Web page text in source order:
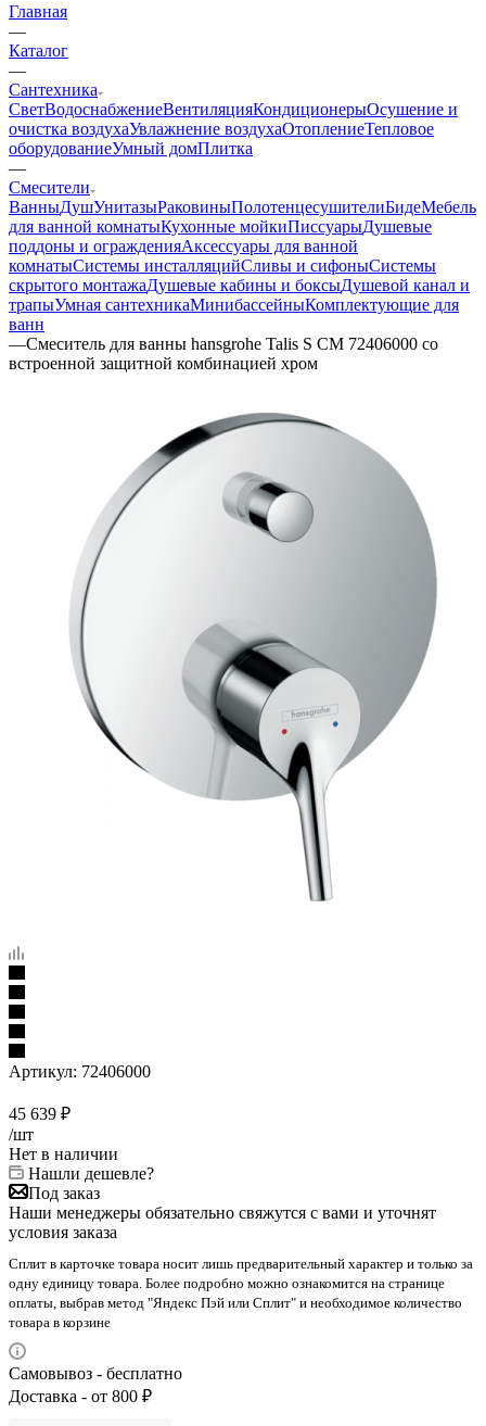
Главная
—
Каталог
—
Сантехника
СветВодоснабжениеВентиляцияКондиционерыОсушение и
очистка воздухаУвлажнение воздухаОтоплениеТепловое
оборудованиеУмный домПлитка
—
Смесители
ВанныДушУнитазыРаковиныПолотенцесушителиБидеМебель
для ванной комнатыКухонные мойкиПиссуарыДушевые
поддоны и огражденияАксессуары для ванной
комнатыСистемы инсталляцийСливы и сифоныСистемы
скрытого монтажаДушевые кабины и боксыДушевой канал и
трапыУмная сантехникаМинибассейныКомплектующие для
ванн
—Смеситель для ванны hansgrohe Talis S СМ 72406000 со
встроенной защитной комбинацией хром
Артикул: 72406000
45 639 ₽
/шт
Нет в наличии
Нашли дешевле?
Под заказ
Наши менеджеры обязательно свяжутся с вами и уточнят
условия заказа
Сплит в карточке товара носит лишь предварительный характер и только за
одну единицу товара. Более подробно можно ознакомится на странице
оплаты, выбрав метод "Яндекс Пэй или Сплит" и необходимое количество
товара в корзине
Самовывоз - бесплатно
Доставка - от 800 ₽